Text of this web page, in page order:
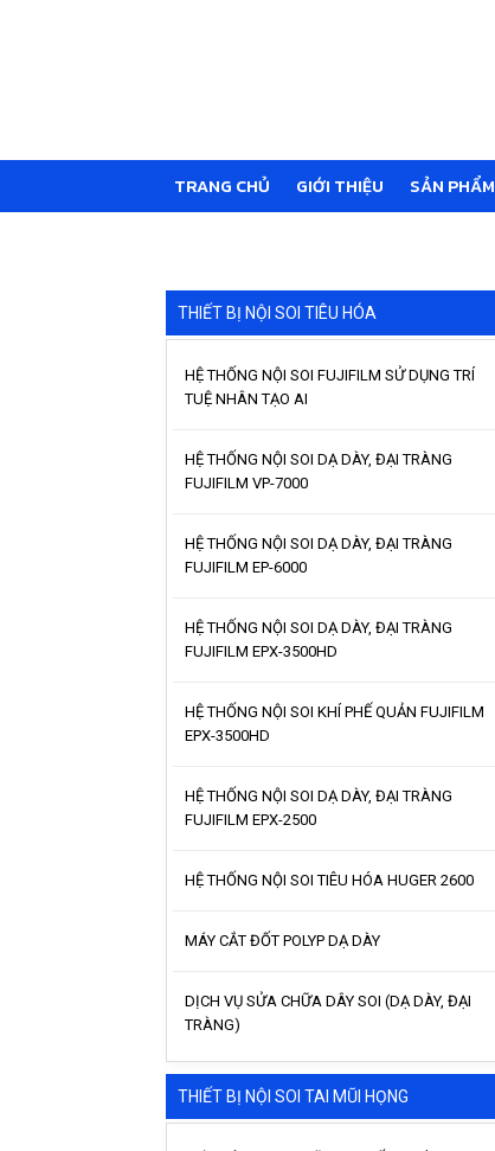
TRANG CHỦ GIỚI THIỆU SẢN PHẨM
THIẾT BỊ NỘI SOI TIÊU HÓA
HỆ THỐNG NỘI SOI FUJIFILM SỬ DỤNG TRÍ
TUỆ NHÂN TẠO AI
HỆ THỐNG NỘI SOI DẠ DÀY, ĐẠI TRÀNG
FUJIFILM VP-7000
HỆ THỐNG NỘI SOI DẠ DÀY, ĐẠI TRÀNG
FUJIFILM EP-6000
HỆ THỐNG NỘI SOI DẠ DÀY, ĐẠI TRÀNG
FUJIFILM EPX-3500HD
HỆ THỐNG NỘI SOI KHÍ PHẾ QUẢN FUJIFILM
EPX-3500HD
HỆ THỐNG NỘI SOI DẠ DÀY, ĐẠI TRÀNG
FUJIFILM EPX-2500
HỆ THỐNG NỘI SOI TIÊU HÓA HUGER 2600
MÁY CẮT ĐỐT POLYP DẠ DÀY
DỊCH VỤ SỬA CHỮA DÂY SOI (DẠ DÀY, ĐẠI
TRÀNG)
THIẾT BỊ NỘI SOI TAI MŨI HỌNG